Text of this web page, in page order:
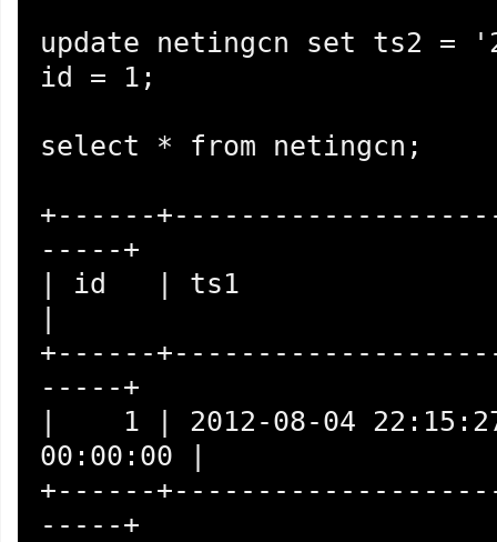
update netingcn set ts2 =
id = 1;
select * from netingcn;
+------
-----+
| id   | ts1
|
+------
-----+
|    1 | 2012-08-04
00:00:00 |
+------
-----+